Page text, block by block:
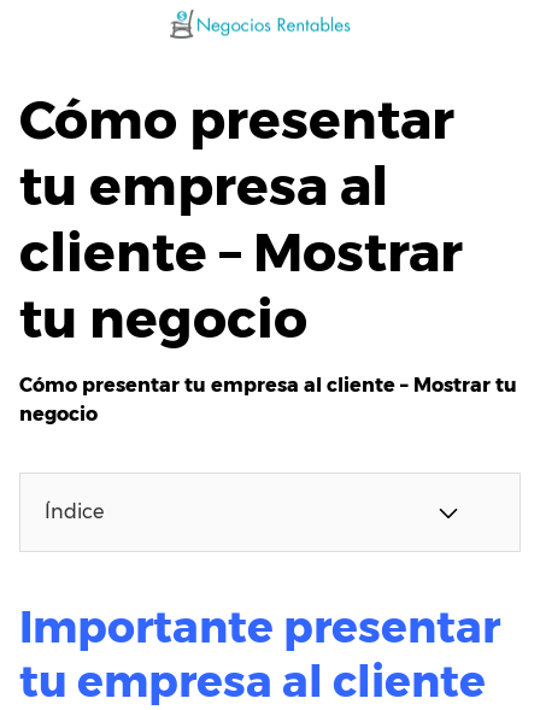
Cómo presentar
tu empresa al
cliente – Mostrar
tu negocio
Cómo presentar tu empresa al cliente – Mostrar tu
negocio
Índice
Importante presentar
tu empresa al cliente